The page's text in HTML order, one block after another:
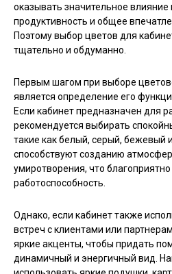
оказывать значительное
продуктивность и общее
Поэтому выбор цветов для
тщательно и обдуманно.
Первым шагом при выборе
является определение его
Если кабинет предназначен для
рекомендуется выбирать
такие как белый, серый, бежевый
способствуют созданию
умиротворения, что
работоспособность.
Однако, если кабинет также
встреч с клиентами или
яркие акценты, чтобы придать
динамичный и энергичный вид.